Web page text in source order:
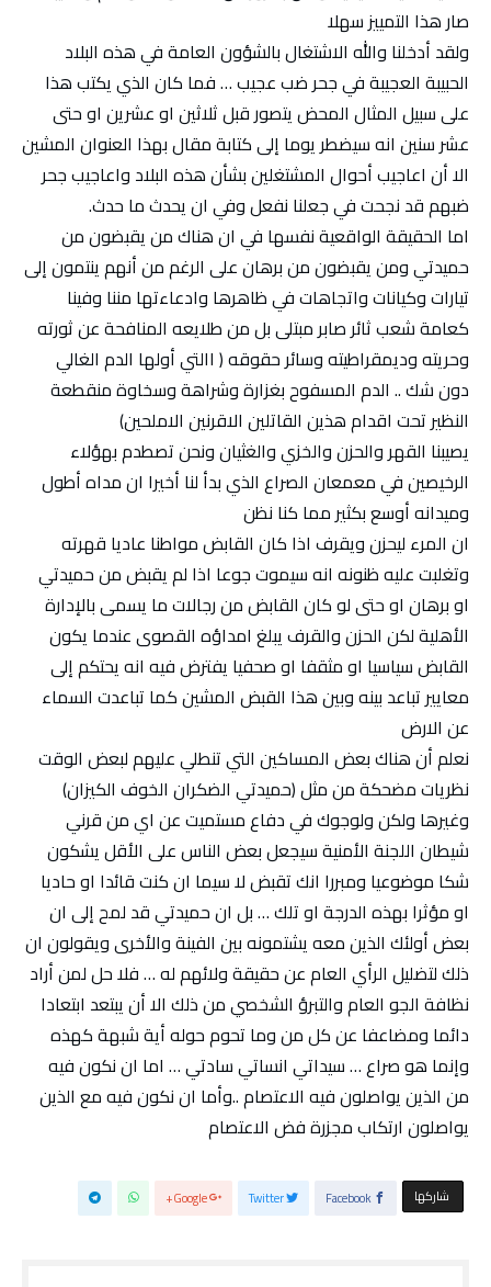
صار هذا التمييز سهلا
ولقد أدخلنا والله الاشتغال بالشؤون العامة في هذه البلاد
الحبيبة العجيبة في جحر ضب عجيب … فما كان الذي يكتب هذا
على سبيل المثال المحض يتصور قبل ثلاثين او عشرين او حتى
عشر سنين انه سيضطر يوما إلى كتابة مقال بهذا العنوان المشين
الا أن اعاجيب أحوال المشتغلين بشأن هذه البلاد واعاجيب جحر
ضبهم قد نجحت في جعلنا نفعل وفي ان يحدث ما حدث.
اما الحقيقة الواقعية نفسها في ان هناك من يقبضون من
حميدتي ومن يقبضون من برهان على الرغم من أنهم ينتمون إلى
تيارات وكيانات واتجاهات في ظاهرها وادعاءتها مننا وفينا
كعامة شعب ثائر صابر مبتلى بل من طلايعه المنافحة عن ثورته
وحريته وديمقراطيته وسائر حقوقه ( االتي أولها الدم الغالي
دون شك .. الدم المسفوح بغزارة وشراهة وسخاوة منقطعة
النظير تحت اقدام هذين القاتلين الاقرنين الاملحين)
يصيبنا القهر والحزن والخزي والغثيان ونحن تصطدم بهؤلاء
الرخيصين في معمعان الصراع الذي بدأ لنا أخيرا ان مداه أطول
وميدانه أوسع بكثير مما كنا نظن
ان المرء ليحزن ويقرف اذا كان القابض مواطنا عاديا قهرته
وتغلبت عليه ظنونه انه سيموت جوعا اذا لم يقبض من حميدتي
او برهان او حتى لو كان القابض من رجالات ما يسمى بالإدارة
الأهلية لكن الحزن والقرف يبلغ امداؤه القصوى عندما يكون
القابض سياسيا او مثقفا او صحفيا يفترض فيه انه يحتكم إلى
معايير تباعد بينه وبين هذا القبض المشين كما تباعدت السماء
عن الارض
نعلم أن هناك بعض المساكين التي تنطلي عليهم لبعض الوقت
نظريات مضحكة من مثل (حميدتي الضكران الخوف الكيزان)
وغيرها ولكن ولوجوك في دفاع مستميت عن اي من قرني
شيطان اللجنة الأمنية سيجعل بعض الناس على الأقل يشكون
شكا موضوعيا ومبررا انك تقبض لا سيما ان كنت قائدا او حاديا
او مؤثرا بهذه الدرجة او تلك … بل ان حميدتي قد لمح إلى ان
بعض أولئك الذين معه يشتمونه بين الفينة والأخرى ويقولون ان
ذلك لتضليل الرأي العام عن حقيقة ولائهم له … فلا حل لمن أراد
نظافة الجو العام والتبرؤ الشخصي من ذلك الا أن يبتعد ابتعادا
دائما ومضاعفا عن كل من وما تحوم حوله أية شبهة كهذه
وإنما هو صراع … سيداتي انساتي سادتي … اما ان نكون فيه
من الذين يواصلون فيه الاعتصام ..وأما ان نكون فيه مع الذين
يواصلون ارتكاب مجزرة فض الاعتصام
‫‫ شاركها‬ Facebook
Twitter
Google+